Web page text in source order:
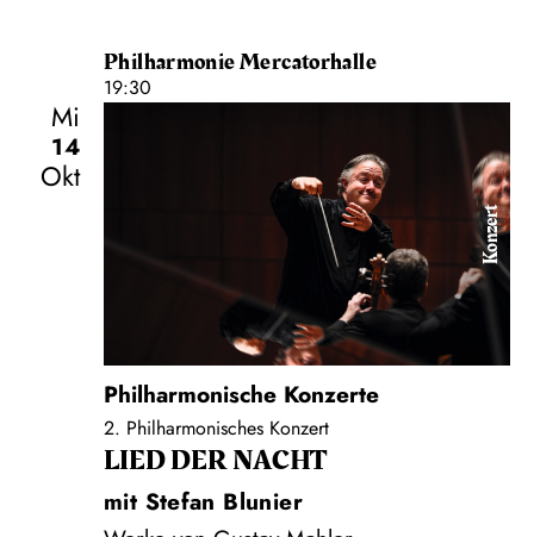
Philharmonie Mercatorhalle
19:30
Mi
14
Okt
Konzert
Philharmonische Konzerte
2. Philharmonisches Konzert
LIED DER NACHT
mit Stefan Blunier